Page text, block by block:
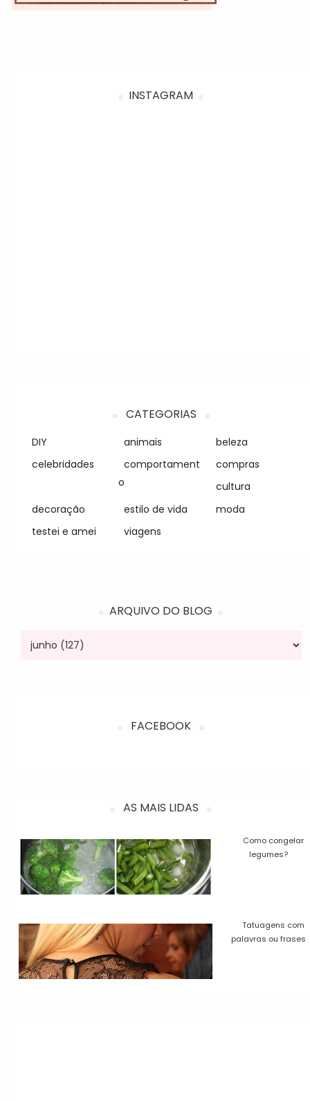
INSTAGRAM
CATEGORIAS
DIY animais
beleza
celebridades
comportament
o
compras
cultura
decoração
estilo de vida
moda
testei e amei
viagens
ARQUIVO DO BLOG
FACEBOOK
AS MAIS LIDAS
Como congelar
legumes?
Tatuagens com
palavras ou frases